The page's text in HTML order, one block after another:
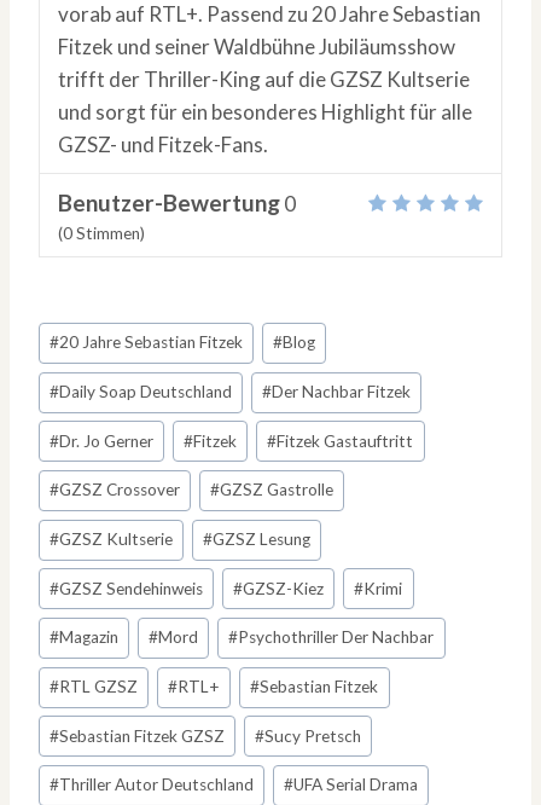
vorab auf RTL+. Passend zu 20 Jahre Sebastian
Fitzek und seiner Waldbühne Jubiläumsshow
trifft der Thriller-King auf die GZSZ Kultserie
und sorgt für ein besonderes Highlight für alle
GZSZ- und Fitzek-Fans.
Benutzer-Bewertung0
(0Stimmen)
Schlagworte:
#20 Jahre Sebastian Fitzek #Blog
#Daily Soap Deutschland #Der Nachbar Fitzek
#Dr. Jo Gerner #Fitzek #Fitzek Gastauftritt
#GZSZ Crossover #GZSZ Gastrolle
#GZSZ Kultserie #GZSZ Lesung
#GZSZ Sendehinweis #GZSZ-Kiez #Krimi
#Magazin #Mord #Psychothriller Der Nachbar
#RTL GZSZ #RTL+ #Sebastian Fitzek
#Sebastian Fitzek GZSZ #Sucy Pretsch
#Thriller Autor Deutschland #UFA Serial Drama